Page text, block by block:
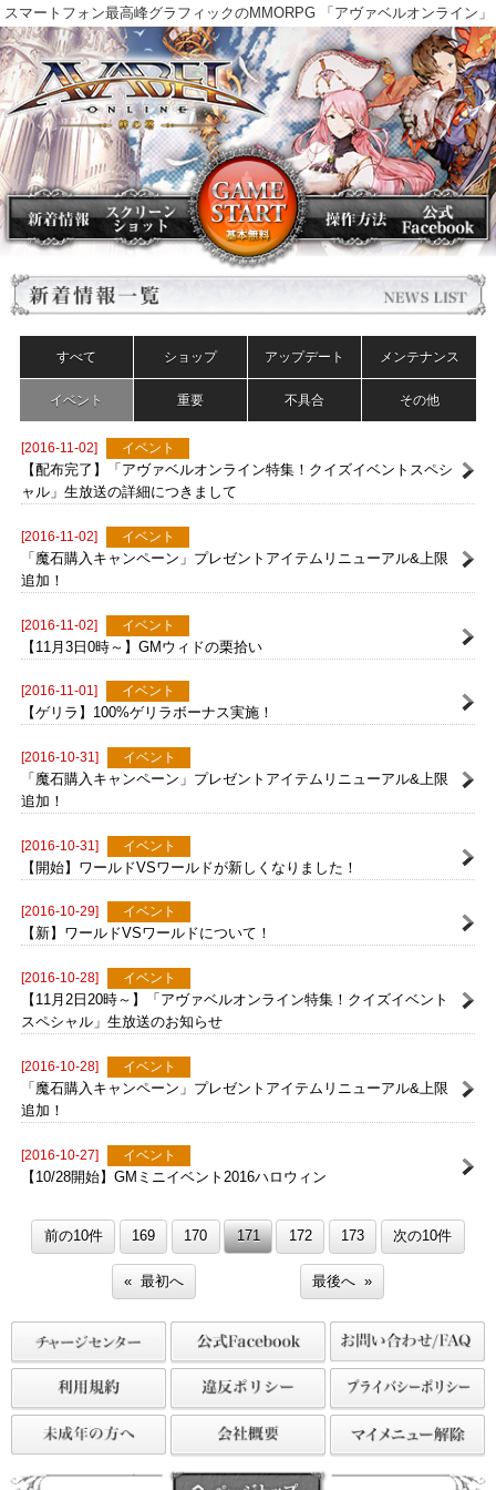
スマートフォン最高峰グラフィックのMMORPG 「アヴァベルオンラ
すべて ショップ アップデート メンテナンス
[2016-11-02] イベント
【配布完了】「アヴァベルオンライン特集！クイズイベントスペシ
ャル」生放送の詳細につきまして
[2016-11-02]
「魔石購入キャンペーン」プレゼントアイテムリニューアル&上限
追加！
【11月3日0時～】GMウィドの栗拾い
【ゲリラ】100%ゲリラボーナス実施！
[2016-10-31] イベント
「魔石購入キャンペーン」プレゼントアイテムリニューアル&上限
追加！
[2016-10-31] イベント
【開始】ワールドVSワールドが新しくなりました！
[2016-10-29] イベント
【新】ワールドVSワールドについて！
【11月2日20時～】「アヴァベルオンライン特集！クイズイベント
スペシャル」生放送のお知らせ
イベント
「魔石購入キャンペーン」プレゼントアイテムリニューアル&上限
追加！
[2016-10-27] イベント
【10/28開始】GMミニイベント2016ハロウィン
前の10件 169 170 171 172 173 次の10件
« 最初へ 最後へ »